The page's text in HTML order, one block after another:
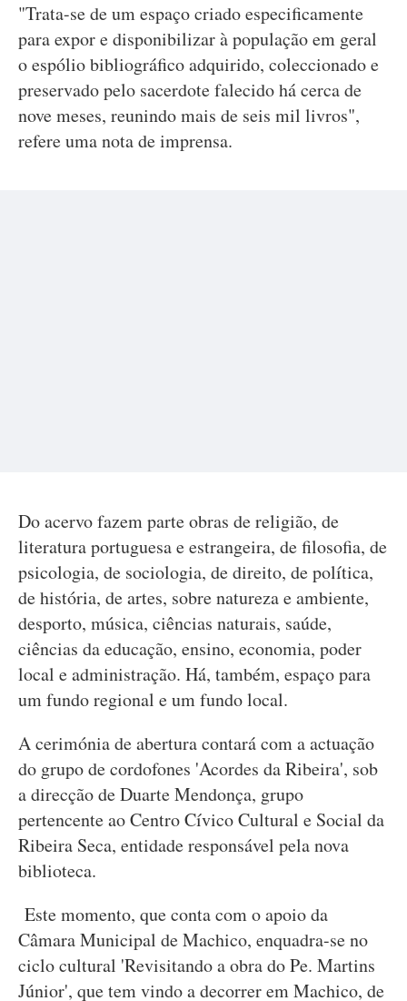
"Trata-se de um espaço criado especificamente
para expor e disponibilizar à população em geral
o espólio bibliográfico adquirido, coleccionado e
preservado pelo sacerdote falecido há cerca de
nove meses, reunindo mais de seis mil livros",
refere uma nota de imprensa.
Do acervo fazem parte obras de religião, de
literatura portuguesa e estrangeira, de filosofia, de
psicologia, de sociologia, de direito, de política,
de história, de artes, sobre natureza e ambiente,
desporto, música, ciências naturais, saúde,
ciências da educação, ensino, economia, poder
local e administração. Há, também, espaço para
um fundo regional e um fundo local.
A cerimónia de abertura contará com a actuação
do grupo de cordofones 'Acordes da Ribeira', sob
a direcção de Duarte Mendonça, grupo
pertencente ao Centro Cívico Cultural e Social da
Ribeira Seca, entidade responsável pela nova
biblioteca.
Este momento, que conta com o apoio da
Câmara Municipal de Machico, enquadra-se no
ciclo cultural 'Revisitando a obra do Pe. Martins
Júnior', que tem vindo a decorrer em Machico, de